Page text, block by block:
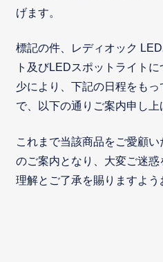
げます。
標記の件、レディオック
ト及びLEDスポットライト
少により、下記の日程をも
で、以下の通りご案内申し上
これまで当該商品をご愛顧
のご案内となり、大変ご迷
理解とご了承を賜りますよう